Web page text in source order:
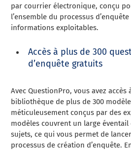
par courrier électronique, conçu
l’ensemble du processus
informations exploitables.
Accès à plus de 300
d’enquête gratuits
Avec QuestionPro, vous avez accès
bibliothèque de plus de 300
méticuleusement conçus par des
modèles couvrent un large éventail
sujets, ce qui vous permet de
processus de création d’enquête.